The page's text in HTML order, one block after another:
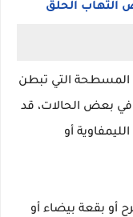
التهاب الحلق
المسطحة التي تبطن
في بعض الحالات، قد
أو
أو بقعة بيضاء أو